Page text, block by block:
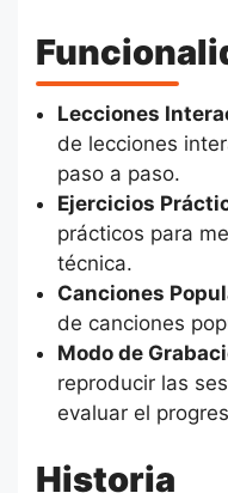
Lecciones
de lecciones
paso a paso.
Ejercicios
prácticos para
técnica.
Canciones
de canciones
Modo de
reproducir las
evaluar el
Historia